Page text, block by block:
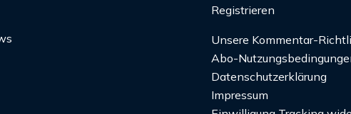
Registrieren
Unsere Kommentar-
Abo-
Datenschutzerklärung
Impressum